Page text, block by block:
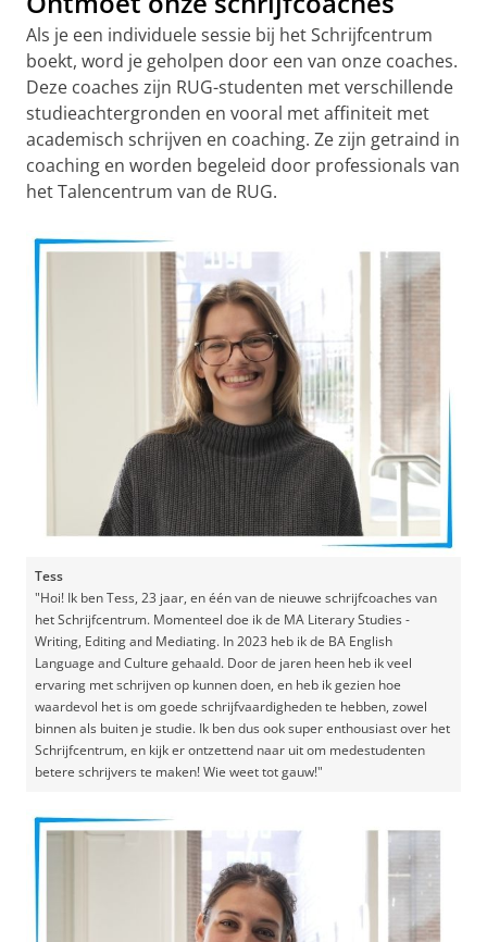
Als je een individuele sessie bij het Schrijfcentrum
boekt, word je geholpen door een van onze coaches.
Deze coaches zijn RUG-studenten met verschillende
studieachtergronden en vooral met affiniteit met
academisch schrijven en coaching. Ze zijn getraind in
coaching en worden begeleid door professionals van
het Talencentrum van de RUG.
Tess
"Hoi! Ik ben Tess, 23 jaar, en één van de nieuwe schrijfcoaches van
het Schrijfcentrum. Momenteel doe ik de MA Literary Studies -
Writing, Editing and Mediating. In 2023 heb ik de BA English
Language and Culture gehaald. Door de jaren heen heb ik veel
ervaring met schrijven op kunnen doen, en heb ik gezien hoe
waardevol het is om goede schrijfvaardigheden te hebben, zowel
binnen als buiten je studie. Ik ben dus ook super enthousiast over het
Schrijfcentrum, en kijk er ontzettend naar uit om medestudenten
betere schrijvers te maken! Wie weet tot gauw!"